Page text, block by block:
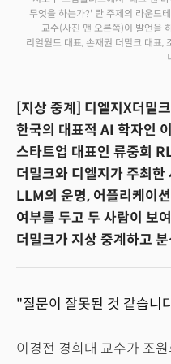
무엇을 하는가?' 란 주제의 라운드
교수(사진 맨 오른쪽)이 발언을
리얼월드 대표, 손재권 더밀크 대표,
[지상 중계] 디엘지X더밀
한국의 대표적 AI 학자인
스타트업 대표인 류중희
더밀크와 디엘지가 주최
LLM의 운명, 어플리케이
여부를 두고 두 사람이 보
더밀크가 지상 중계하고
"질문이 잘못된 것 같습니
이경전 경희대 교수가 조